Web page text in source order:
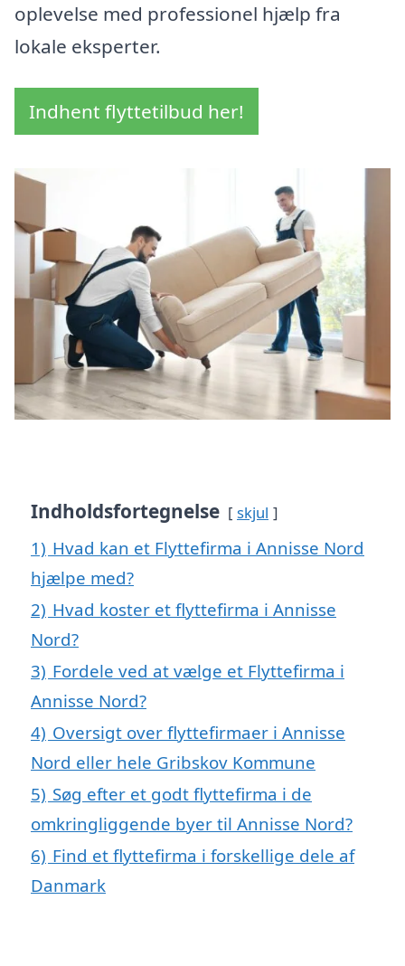
oplevelse med professionel hjælp fra
lokale eksperter.
Indhent flyttetilbud her!
Indholdsfortegnelse skjul
1) Hvad kan et Flyttefirma i Annisse Nord
hjælpe med?
2) Hvad koster et flyttefirma i Annisse
Nord?
3) Fordele ved at vælge et Flyttefirma i
Annisse Nord?
4) Oversigt over flyttefirmaer i Annisse
Nord eller hele Gribskov Kommune
5) Søg efter et godt flyttefirma i de
omkringliggende byer til Annisse Nord?
6) Find et flyttefirma i forskellige dele af
Danmark